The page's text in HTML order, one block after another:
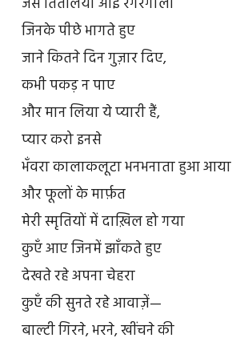
जिनके पीछे भागते हुए
जाने कितने दिन गुज़ार दिए,
कभी पकड़ न पाए
और मान लिया ये प्यारी हैं,
प्यार करो इनसे
भँवरा कालाकलूटा भनभनाता हुआ आया
और फूलों के मार्फ़त
मेरी स्मृतियों में दाख़िल हो गया
कुएँ आए जिनमें झाँकते हुए
देखते रहे अपना चेहरा
कुएँ की सुनते रहे आवाज़ें—
बाल्टी गिरने, भरने, खींचने की